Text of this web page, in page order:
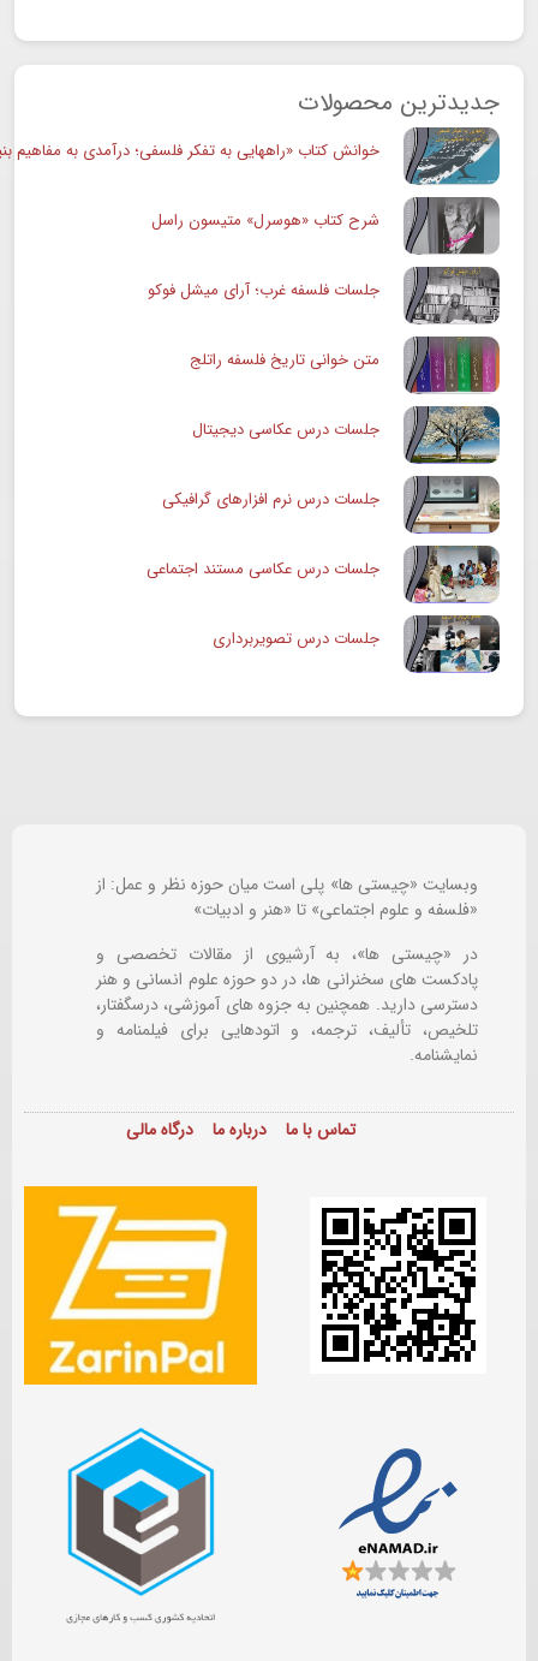
جدیدترین محصولات
خوانش کتاب «راههایی به تفکر فلسفی؛ درآمدی به مفاهیم
شرح کتاب «هوسرل» متیسون راسل
جلسات فلسفه غرب؛ آرای میشل فوکو
متن خوانی تاریخ فلسفه راتلج
جلسات درس عکاسی دیجیتال
جلسات درس نرم افزارهای گرافیکی
جلسات درس عکاسی مستند اجتماعی
جلسات درس تصویربرداری
وبسایت «چیستی ها» پلی است میان حوزه نظر و عمل: از
«فلسفه و علوم اجتماعی» تا «هنر و ادبیات»
در «چیستی ها»، به آرشیوی از مقالات تخصصی و
پادکست های سخنرانی ها، در دو حوزه علوم انسانی و هنر
دسترسی دارید. همچنین به جزوه های آموزشی، درسگفتار،
تلخیص، تألیف، ترجمه، و اتودهایی برایفیلمنامه و
نمایشنامه.
تماس با ما درباره ما درگاه مالی